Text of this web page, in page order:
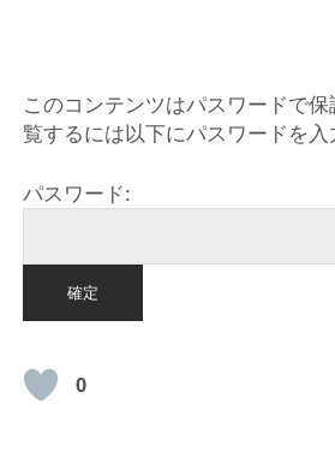
このコンテンツはパスワードで
覧するには以下にパスワードを入
パスワード:
0